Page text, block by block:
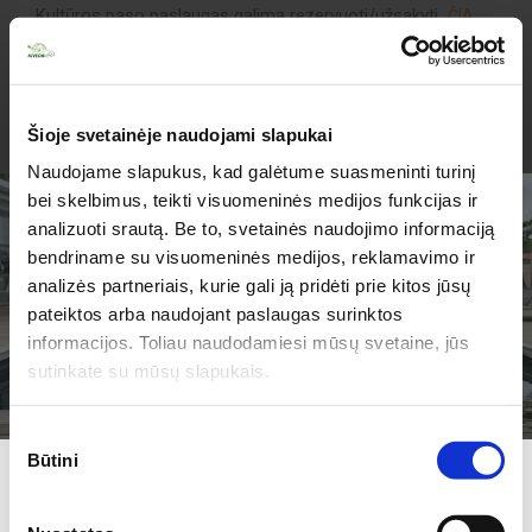
Šioje svetainėje naudojami slapukai
Naudojame slapukus, kad galėtume suasmeninti turinį
bei skelbimus, teikti visuomeninės medijos funkcijas ir
analizuoti srautą. Be to, svetainės naudojimo informaciją
bendriname su visuomeninės medijos, reklamavimo ir
analizės partneriais, kurie gali ją pridėti prie kitos jūsų
pateiktos arba naudojant paslaugas surinktos
informacijos. Toliau naudodamiesi mūsų svetaine, jūs
sutinkate su mūsų slapukais.
Sutikimo
pasirinkimas
Būtini
Kultūros paso paslaugas galima rezervuoti/užsakytiČIA
tinkamos datos ar laiko - susisiekite su "KIVEDA".
Individualiai suderinsime galimybes.
Registruojantis nurodykite kokio amžiaus
(klasės) mokiniai dalyvaus programoje.
Papildomas aprašymas
Papildoma informacija : tel. +370 5 2724805, +370 650
TURIME PARUOŠĘ
JUMS PASIŪLYMŲ!